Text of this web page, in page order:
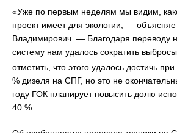
«Уже по первым неделям мы видим,
проект имеет для экологии, —
Владимирович. — Благодаря переводу
систему нам удалось сократить
отметить, что этого удалось достичь
% дизеля на СПГ, но это не
году ГОК планирует повысить долю
40 %.